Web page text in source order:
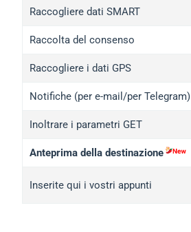
Raccogliere dati SMART
Raccolta del consenso
Raccogliere i dati GPS
Notifiche (per e-mail/per Telegram)
Inoltrare i parametri GET
Anteprima della destinazione
Inserite qui i vostri appunti